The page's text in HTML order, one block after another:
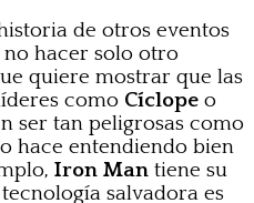
de otros eventos
no hacer solo otro
quiere mostrar que las
como Cíclope o
ser tan peligrosas como
hace entendiendo bien
Iron Man tiene su
salvadora es